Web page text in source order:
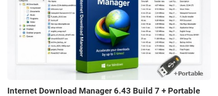
Internet Download Manager 6.43 Build 7 + Portable